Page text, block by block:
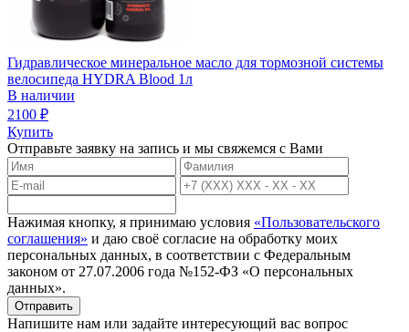
Гидравлическое минеральное масло для тормозной системы
велосипеда HYDRA Blood 1л
В наличии
2100 ₽
Купить
Отправьте заявку на запись и мы свяжемся с Вами
Нажимая кнопку, я принимаю условия «Пользовательского
соглашения» и даю своё согласие на обработку моих
персональных данных, в соответствии с Федеральным
законом от 27.07.2006 года №152-ФЗ «О персональных
данных».
Отправить
Напишите нам или задайте интересующий вас вопрос